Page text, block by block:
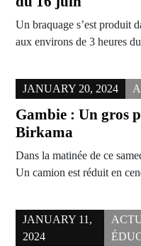
Un braquage s’est produit
aux environs de 3 heures
JANUARY 20, 2024
Gambie : Un gros
Birkama
Dans la matinée de ce
Un camion est réduit en
JANUARY 11,
2024